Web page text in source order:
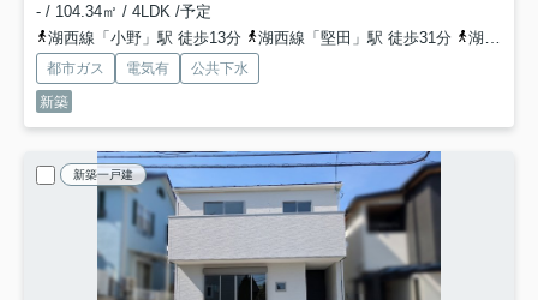
- / 104.34㎡ / 4LDK /予定
湖西線「小野」駅 徒歩13分
湖西線「堅田」駅 徒歩31分 湖西線「和邇」駅 徒歩42分
都市ガス 電気有
公共下水
新築
新築一戸建